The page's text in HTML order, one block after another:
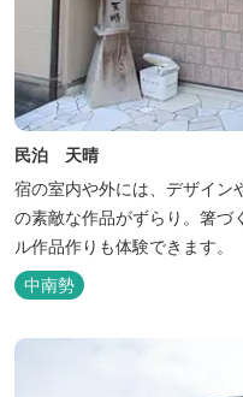
民泊 天晴
宿の室内や外には、デザイン
の素敵な作品がずらり。箸づ
ル作品作りも体験できます。
中南勢